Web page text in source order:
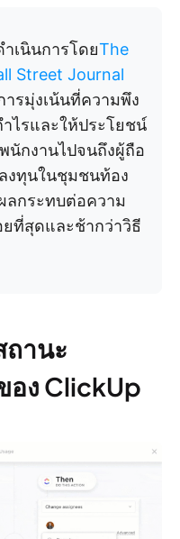
เนินการโดยThe
Street Journal
ารมุ่งเน้นที่ความพึง
ไรและให้ประโยชน์
นักงานไปจนถึงผู้ถือ
งทุนในชุมชนท้อง
กระทบต่อความ
ยที่สุดและช้ากว่าวิธี
านะ
อง ClickUp